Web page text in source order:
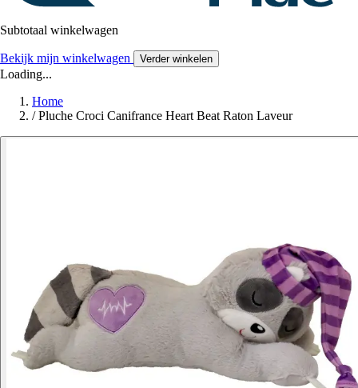
Subtotaal winkelwagen
Bekijk mijn winkelwagen Verder winkelen
Loading...
Home
/ Pluche Croci Canifrance Heart Beat Raton Laveur